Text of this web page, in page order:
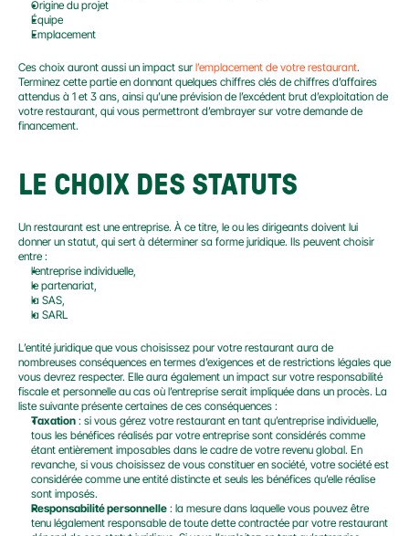
Origine du projet
Équipe
Emplacement
Ces choix auront aussi un impact sur l’emplacement de votre restaurant.
Terminez cette partie en donnant quelques chiffres clés de chiffres d’affaires
attendus à 1 et 3 ans, ainsi qu’une prévision de l’excédent brut d’exploitation de
votre restaurant, qui vous permettront d’embrayer sur votre demande de
financement.
LE CHOIX DES STATUTS
Un restaurant est une entreprise. À ce titre, le ou les dirigeants doivent lui
donner un statut, qui sert à déterminer sa forme juridique. Ils peuvent choisir
entre :
l’entreprise individuelle,
le partenariat,
la SAS,
la SARL
L’entité juridique que vous choisissez pour votre restaurant aura de
nombreuses conséquences en termes d’exigences et de restrictions légales que
vous devrez respecter. Elle aura également un impact sur votre responsabilité
fiscale et personnelle au cas où l’entreprise serait impliquée dans un procès. La
liste suivante présente certaines de ces conséquences :
Taxation : si vous gérez votre restaurant en tant qu’entreprise individuelle,
tous les bénéfices réalisés par votre entreprise sont considérés comme
étant entièrement imposables dans le cadre de votre revenu global. En
revanche, si vous choisissez de vous constituer en société, votre société est
considérée comme une entité distincte et seuls les bénéfices qu’elle réalise
sont imposés.
Responsabilité personnelle : la mesure dans laquelle vous pouvez être
tenu légalement responsable de toute dette contractée par votre restaurant